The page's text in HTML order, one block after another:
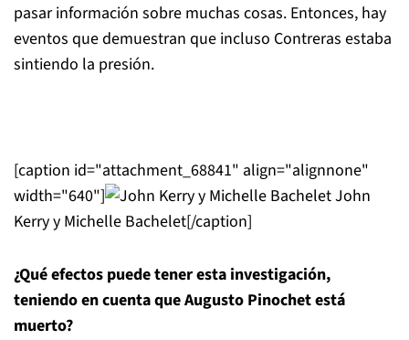
pasar información sobre muchas cosas. Entonces, hay
eventos que demuestran que incluso Contreras estaba
sintiendo la presión.
[caption id="attachment_68841" align="alignnone"
width="640"]
John
Kerry y Michelle Bachelet[/caption]
¿Qué efectos puede tener esta investigación,
teniendo en cuenta que Augusto Pinochet está
muerto?